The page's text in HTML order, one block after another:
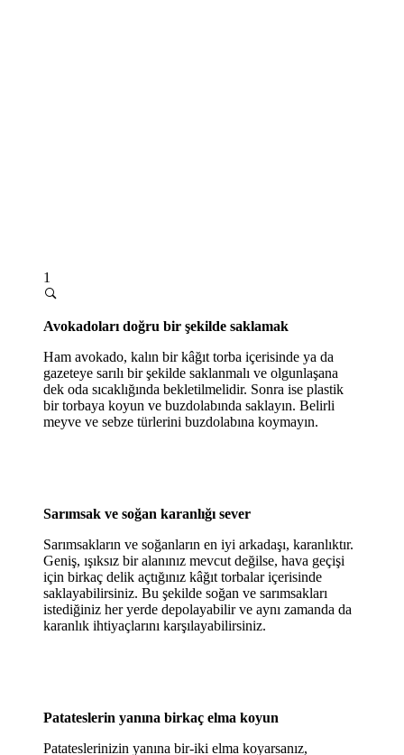
1
Avokadoları doğru bir şekilde saklamak
Ham avokado, kalın bir kâğıt torba içerisinde ya da
gazeteye sarılı bir şekilde saklanmalı ve olgunlaşana
dek oda sıcaklığında bekletilmelidir. Sonra ise plastik
bir torbaya koyun ve buzdolabında saklayın. Belirli
meyve ve sebze türlerini buzdolabına koymayın.
Sarımsak ve soğan karanlığı sever
Sarımsakların ve soğanların en iyi arkadaşı, karanlıktır.
Geniş, ışıksız bir alanınız mevcut değilse, hava geçişi
için birkaç delik açtığınız kâğıt torbalar içerisinde
saklayabilirsiniz. Bu şekilde soğan ve sarımsakları
istediğiniz her yerde depolayabilir ve aynı zamanda da
karanlık ihtiyaçlarını karşılayabilirsiniz.
Patateslerin yanına birkaç elma koyun
Patateslerinizin yanına bir-iki elma koyarsanız,